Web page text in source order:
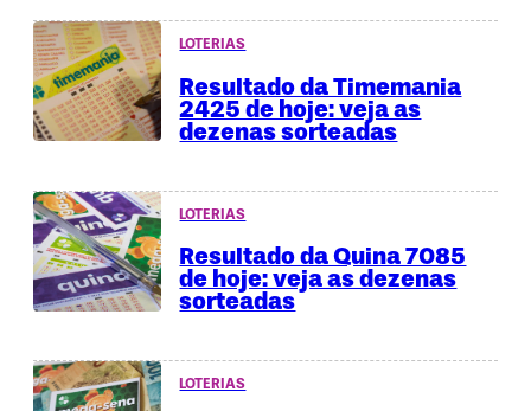
LOTERIAS
Resultado da Timemania
2425 de hoje: veja as
dezenas sorteadas
LOTERIAS
Resultado da Quina 7085
de hoje: veja as dezenas
sorteadas
LOTERIAS